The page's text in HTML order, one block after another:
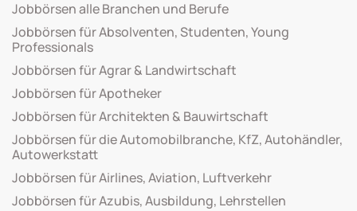
Jobbörsen alle Branchen und Berufe
Jobbörsen für Absolventen, Studenten, Young
Professionals
Jobbörsen für Agrar & Landwirtschaft
Jobbörsen für Apotheker
Jobbörsen für Architekten & Bauwirtschaft
Jobbörsen für die Automobilbranche, KfZ, Autohändler,
Autowerkstatt
Jobbörsen für Airlines, Aviation, Luftverkehr
Jobbörsen für Azubis, Ausbildung, Lehrstellen